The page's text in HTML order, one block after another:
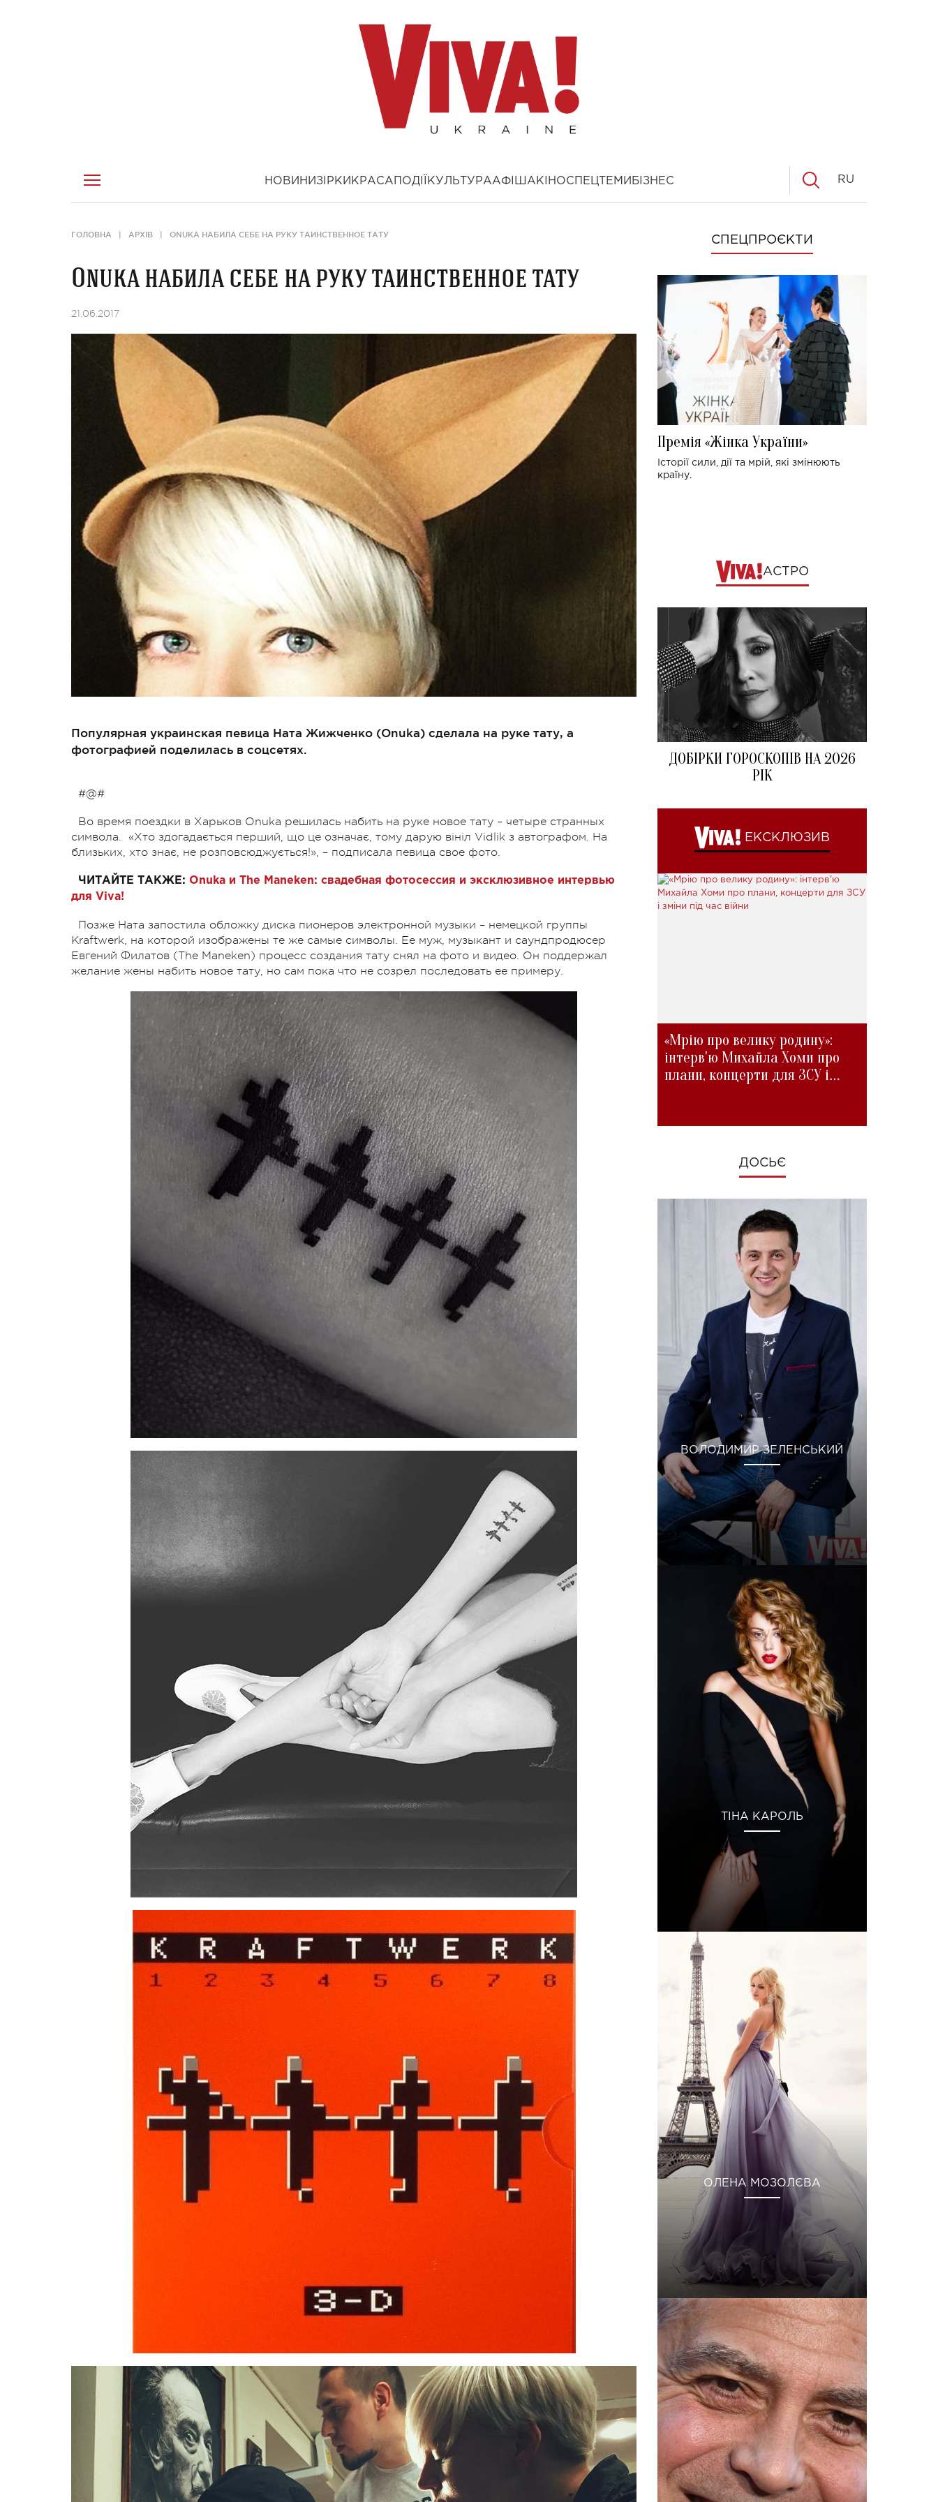
НОВИНИ ЗІРКИ КРАСА ПОДІЇ КУЛЬТУРААФІША КІНОСПЕЦТЕМИ БІЗНЕС RU
ГОЛОВНА АРХІВ ONUKA НАБИЛА СЕБЕ НА РУКУ ТАИНСТВЕННОЕ ТАТУ
Onuka набила себе на руку таинственное тату
21.06.2017
Популярная украинская певица Ната Жижченко (Onuka) сделала на руке тату, а
фотографией поделилась в соцсетях.
#@#
Во время поездки в Харьков Onuka решилась набить на руке новое тату – четыре странных
символа. «Хто здогадається перший, що це означає, тому дарую вініл Vidlik з автографом. На
близьких, хто знає, не розповсюджується!», – подписала певица свое фото.
ЧИТАЙТЕ ТАКЖЕ: Onuka и The Maneken: свадебная фотосессия и эксклюзивное интервью
для Viva!
Позже Ната запостила обложку диска пионеров электронной музыки – немецкой группы
Kraftwerk, на которой изображены те же самые символы. Ее муж, музыкант и саундпродюсер
Евгений Филатов (The Maneken) процесс создания тату снял на фото и видео. Он поддержал
желание жены набить новое тату, но сам пока что не созрел последовать ее примеру.
СПЕЦПРОЄКТИ
Премія «Жінка України»
Історії сили, дії та мрій, які змінюють
країну.
АСТРО
ДОБІРКИ ГОРОСКОПІВ НА 2026
РІК
ЕКСКЛЮЗИВ
«Мрію про велику родину»:
інтерв'ю Михайла Хоми про
плани, концерти для ЗСУ і
ДОСЬЄ
ВОЛОДИМИР ЗЕЛЕНСЬКИЙ
ТІНА КАРОЛЬ
ОЛЕНА МОЗОЛЄВА